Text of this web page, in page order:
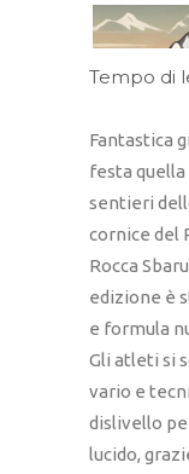
Tempo di
Fantastica
festa quella
sentieri
cornice del
Rocca
edizione è
e formula
Gli atleti si
vario e
dislivello
lucido,